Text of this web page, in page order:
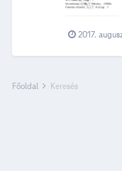
2017.
Főoldal Keresés